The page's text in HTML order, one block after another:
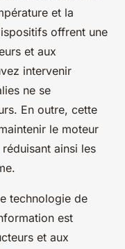
et la
offrent une
et aux
intervenir
ne se
En outre, cette
le moteur
réduisant ainsi les
technologie de
est
et aux